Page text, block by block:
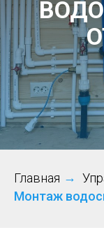
Главная →
Монтаж